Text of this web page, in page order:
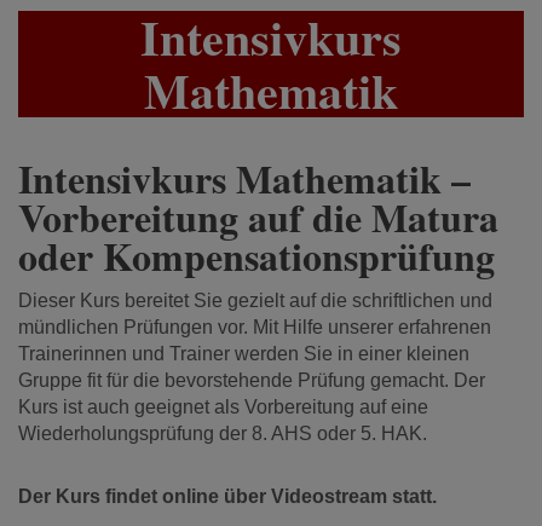
Intensivkurs
Mathematik
Intensivkurs Mathematik –
Vorbereitung auf die Matura
oder Kompensationsprüfung
Dieser Kurs bereitet Sie gezielt auf die schriftlichen und
mündlichen Prüfungen vor. Mit Hilfe unserer erfahrenen
Trainerinnen und Trainer werden Sie in einer kleinen
Gruppe fit für die bevorstehende Prüfung gemacht. Der
Kurs ist auch geeignet als Vorbereitung auf eine
Wiederholungsprüfung der 8. AHS oder 5. HAK.
Der Kurs findet online über Videostream statt.